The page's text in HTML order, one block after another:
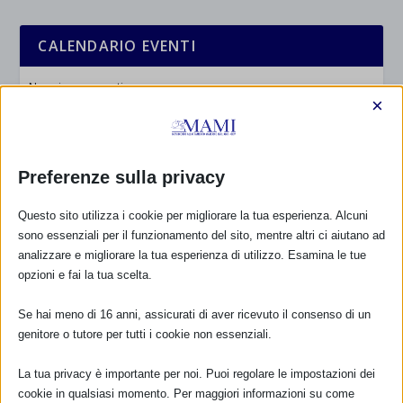
CALENDARIO EVENTI
Non ci sono eventi
TUTTI GLI EVENTI
FARMACI IN ALLATTAMENTO E
GRAVIDANZA
NUMERO VERDE GRATUITO
800.883300
Maggiori informazioni
Preferenze sulla privacy
×
Questo sito utilizza i cookie per migliorare la tua esperienza. Alcuni
sono essenziali per il funzionamento del sito, mentre altri ci aiutano ad
analizzare e migliorare la tua esperienza di utilizzo. Esamina le tue
opzioni e fai la tua scelta.
Se hai meno di 16 anni, assicurati di aver ricevuto il consenso di un
genitore o tutore per tutti i cookie non essenziali.
La tua privacy è importante per noi. Puoi regolare le impostazioni dei
cookie in qualsiasi momento. Per maggiori informazioni su come